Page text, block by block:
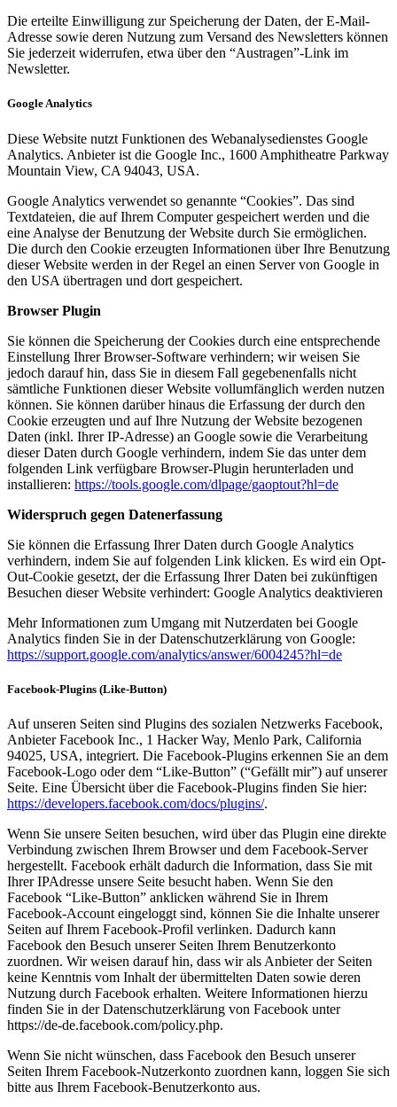
Die erteilte Einwilligung zur Speicherung der Daten, der E-Mail-
Adresse sowie deren Nutzung zum Versand des Newsletters können
Sie jederzeit widerrufen, etwa über den “Austragen”-Link im
Newsletter.
Google Analytics
Diese Website nutzt Funktionen des Webanalysedienstes Google
Analytics. Anbieter ist die Google Inc., 1600 Amphitheatre Parkway
Mountain View, CA 94043, USA.
Google Analytics verwendet so genannte “Cookies”. Das sind
Textdateien, die auf Ihrem Computer gespeichert werden und die
eine Analyse der Benutzung der Website durch Sie ermöglichen.
Die durch den Cookie erzeugten Informationen über Ihre Benutzung
dieser Website werden in der Regel an einen Server von Google in
den USA übertragen und dort gespeichert.
Browser Plugin
Sie können die Speicherung der Cookies durch eine entsprechende
Einstellung Ihrer Browser-Software verhindern; wir weisen Sie
jedoch darauf hin, dass Sie in diesem Fall gegebenenfalls nicht
sämtliche Funktionen dieser Website vollumfänglich werden nutzen
können. Sie können darüber hinaus die Erfassung der durch den
Cookie erzeugten und auf Ihre Nutzung der Website bezogenen
Daten (inkl. Ihrer IP-Adresse) an Google sowie die Verarbeitung
dieser Daten durch Google verhindern, indem Sie das unter dem
folgenden Link verfügbare Browser-Plugin herunterladen und
installieren: https://tools.google.com/dlpage/gaoptout?hl=de
Widerspruch gegen Datenerfassung
Sie können die Erfassung Ihrer Daten durch Google Analytics
verhindern, indem Sie auf folgenden Link klicken. Es wird ein Opt-
Out-Cookie gesetzt, der die Erfassung Ihrer Daten bei zukünftigen
Besuchen dieser Website verhindert: Google Analytics deaktivieren
Mehr Informationen zum Umgang mit Nutzerdaten bei Google
Analytics finden Sie in der Datenschutzerklärung von Google:
https://support.google.com/analytics/answer/6004245?hl=de
Facebook-Plugins (Like-Button)
Auf unseren Seiten sind Plugins des sozialen Netzwerks Facebook,
Anbieter Facebook Inc., 1 Hacker Way, Menlo Park, California
94025, USA, integriert. Die Facebook-Plugins erkennen Sie an dem
Facebook-Logo oder dem “Like-Button” (“Gefällt mir”) auf unserer
Seite. Eine Übersicht über die Facebook-Plugins finden Sie hier:
https://developers.facebook.com/docs/plugins/.
Wenn Sie unsere Seiten besuchen, wird über das Plugin eine direkte
Verbindung zwischen Ihrem Browser und dem Facebook-Server
hergestellt. Facebook erhält dadurch die Information, dass Sie mit
Ihrer IPAdresse unsere Seite besucht haben. Wenn Sie den
Facebook “Like-Button” anklicken während Sie in Ihrem
Facebook-Account eingeloggt sind, können Sie die Inhalte unserer
Seiten auf Ihrem Facebook-Profil verlinken. Dadurch kann
Facebook den Besuch unserer Seiten Ihrem Benutzerkonto
zuordnen. Wir weisen darauf hin, dass wir als Anbieter der Seiten
keine Kenntnis vom Inhalt der übermittelten Daten sowie deren
Nutzung durch Facebook erhalten. Weitere Informationen hierzu
finden Sie in der Datenschutzerklärung von Facebook unter
https://de-de.facebook.com/policy.php.
Wenn Sie nicht wünschen, dass Facebook den Besuch unserer
Seiten Ihrem Facebook-Nutzerkonto zuordnen kann, loggen Sie sich
bitte aus Ihrem Facebook-Benutzerkonto aus.